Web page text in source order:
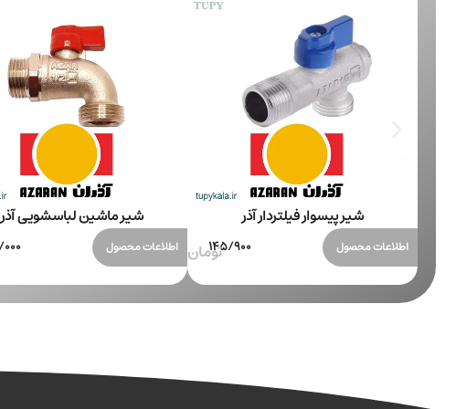
شیر پیسوار فیلتردار آذر
اطلاعات محصول
شیر ماشین لباسشویی آذر
اطلاعات محصول